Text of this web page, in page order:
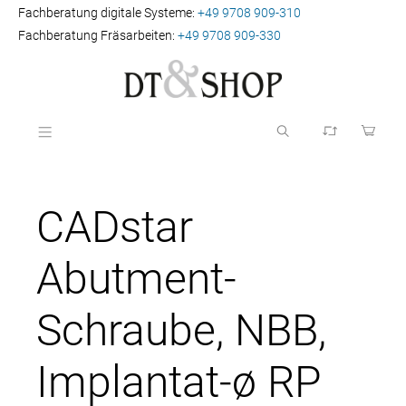
Fachberatung digitale Systeme: +49 9708 909-310
Fachberatung Fräsarbeiten: +49 9708 909-330
CADstar
Abutment-
Schraube, NBB,
Implantat-ø RP